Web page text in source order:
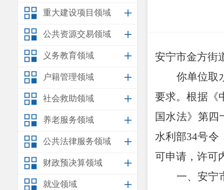
重大建设项目领域
公共资源交易领域
义务教育领域
户籍管理领域
社会救助领域
养老服务领域
公共法律服务领域
财政预决算领域
就业领域
安宁市金方街
你单位取
要求。根据《
国水法》第四
水利部34号令
可申请，许可
一、安宁